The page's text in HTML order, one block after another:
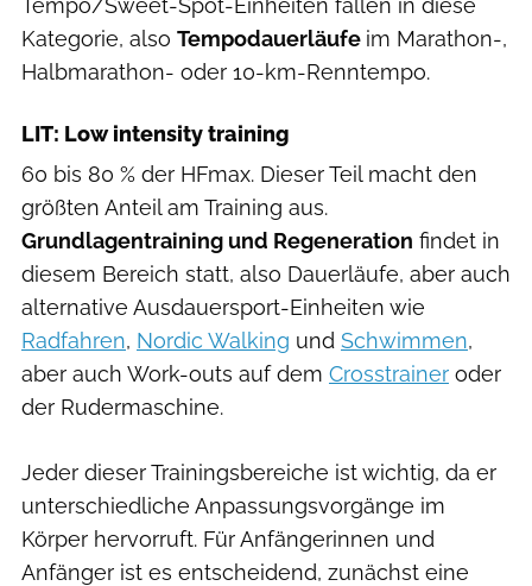
Tempo/Sweet-Spot-Einheiten fallen in diese
Kategorie, also Tempodauerläufe im Marathon-,
Halbmarathon- oder 10-km-Renntempo.
LIT: Low intensity training
60 bis 80 % der HFmax. Dieser Teil macht den
größten Anteil am Training aus.
Grundlagentraining und Regeneration findet in
diesem Bereich statt, also Dauerläufe, aber auch
alternative Ausdauersport-Einheiten wie
Radfahren, Nordic Walking und Schwimmen,
aber auch Work-outs auf dem Crosstrainer oder
der Rudermaschine.
Jeder dieser Trainingsbereiche ist wichtig, da er
unterschiedliche Anpassungsvorgänge im
Körper hervorruft. Für Anfängerinnen und
Anfänger ist es entscheidend, zunächst eine